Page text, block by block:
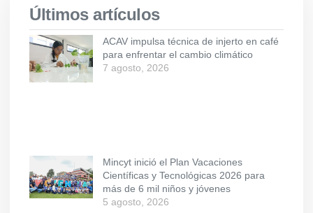
Últimos artículos
ACAV impulsa técnica de injerto en café
para enfrentar el cambio climático
7 agosto, 2026
Mincyt inició el Plan Vacaciones
Científicas y Tecnológicas 2026 para
más de 6 mil niños y jóvenes
5 agosto, 2026